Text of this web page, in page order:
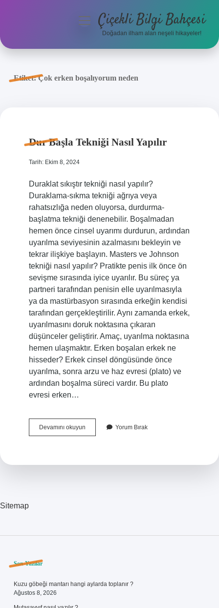
Anasayfa
menüyüÇiçekli Bilgi Bahçesi
Doğadan ilham alan neşeli hikayeler!
Etiket:Çok erken boşalıyorum neden
Dur Başla Tekniği Nasıl Yapılır
Tarih: Ekim 8, 2024
Duraklat sıkıştır tekniği nasıl yapılır?
Duraklama-sıkma tekniği ağrıya veya
rahatsızlığa neden oluyorsa, durdurma-
başlatma tekniği denenebilir. Boşalmadan
hemen önce cinsel uyarımı durdurun, ardından
uyarılma seviyesinin azalmasını bekleyin ve
tekrar ilişkiye başlayın. Masters ve Johnson
tekniği nasıl yapılır? Pratikte penis ilk önce ön
sevişme sırasında iyice uyarılır. Bu süreç ya
partneri tarafından penisin elle uyarılmasıyla
ya da mastürbasyon sırasında erkeğin kendisi
tarafından gerçekleştirilir. Aynı zamanda erkek,
uyarılmasını doruk noktasına çıkaran
düşünceler geliştirir. Amaç, uyarılma noktasına
hemen ulaşmaktır. Erken boşalan erkek ne
hisseder? Erkek cinsel döngüsünde önce
uyarılma, sonra arzu ve haz evresi (plato) ve
ardından boşalma süreci vardır. Bu plato
evresi erken…
Devamını okuyunDur
Başla
Yorum Bırak
Sitemap
Sidebar
Son Yazılar
Kuzu göbeği mantarı hangi aylarda toplanır ?
Ağustos 8, 2026